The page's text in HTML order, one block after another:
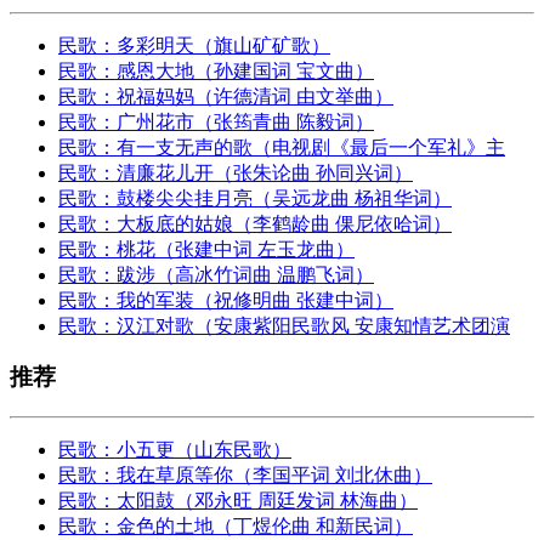
民歌：多彩明天（旗山矿矿歌）
民歌：感恩大地（孙建国词 宝文曲）
民歌：祝福妈妈（许德清词 由文举曲）
民歌：广州花市（张筠青曲 陈毅词）
民歌：有一支无声的歌（电视剧《最后一个军礼》主
民歌：清廉花儿开（张朱论曲 孙同兴词）
民歌：鼓楼尖尖挂月亮（吴远龙曲 杨祖华词）
民歌：大板底的姑娘（李鹤龄曲 倮尼依哈词）
民歌：桃花（张建中词 左玉龙曲）
民歌：跋涉（高冰竹词曲 温鹏飞词）
民歌：我的军装（祝修明曲 张建中词）
民歌：汉江对歌（安康紫阳民歌风 安康知情艺术团演
推荐
民歌：小五更（山东民歌）
民歌：我在草原等你（李国平词 刘北休曲）
民歌：太阳鼓（邓永旺 周廷发词 林海曲）
民歌：金色的土地（丁煜伦曲 和新民词）